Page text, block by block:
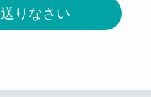
送りなさい